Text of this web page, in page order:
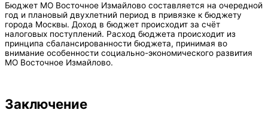
Бюджет МО Восточное Измайлово составляется на очередной
год и плановый двухлетний период в привязке к бюджету
города Москвы. Доход в бюджет происходит за счёт
налоговых поступлений. Расход бюджета происходит из
принципа сбалансированности бюджета, принимая во
внимание особенности социально-экономического развития
МО Восточное Измайлово.
Заключение